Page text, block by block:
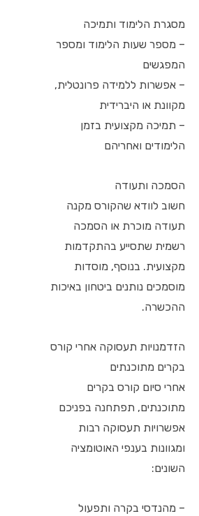
מסגרת הלימוד ותמיכה
– מספר שעות הלימוד ומספר
המפגשים
– אפשרות ללמידה פרונטלית,
מקוונת או היברידית
– תמיכה מקצועית בזמן
הלימודים ואחריהם
הסמכה ותעודה
חשוב לוודא שהקורס מקנה
תעודה מוכרת או הסמכה
רשמית שתסייע בהתקדמות
מקצועית. בנוסף, מוסדות
מוסמכים נותנים ביטחון באיכות
ההכשרה.
הזדמנויות תעסוקה אחרי קורס
בקרים מתוכנתים
אחרי סיום קורס בקרים
מתוכנתים, תפתחנה בפניכם
אפשרויות תעסוקה רבות
ומגוונות בענפי האוטומציה
השונים:
– מהנדסי בקרה ותפעול